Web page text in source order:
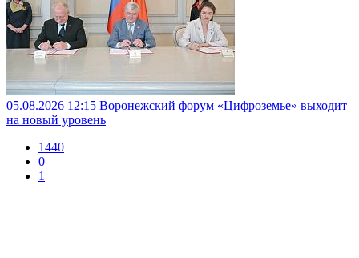
05.08.2026 12:15 Воронежский форум «Цифроземье» выходит
на новый уровень
1440
0
1